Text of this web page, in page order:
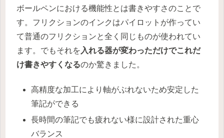
ボールペンにおける機能性とは書きやすさのことで
す。フリクションのインクはパイロットが作ってい
て普通のフリクションと全く同じものが使われてい
ます。でもそれを 入れる器が変わっただけでこれだ
け書きやすくなるのか驚きました。
高精度な加工により軸がぶれないため安定した
筆記ができる
長時間の筆記でも疲れない様に設計された重心
バランス